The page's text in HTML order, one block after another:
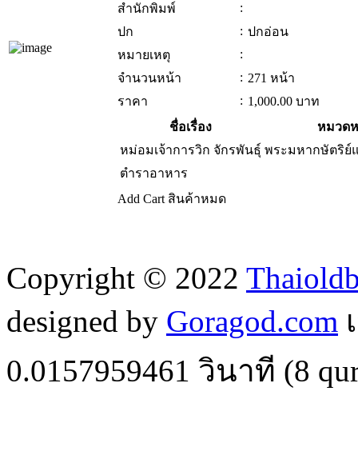
สำนักพิมพ์
:
ปก
: ปกอ่อน
หมายเหตุ
:
จำนวนหน้า
: 271 หน้า
ราคา
: 1,000.00 บาท
ชื่อเรื่อง
หมวด
หม่อมเจ้าการวิก จักรพันธุ์ พระมหากษัตริย์
ตำราอาหาร
Add Cart สินค้าหมด
Copyright © 2022
designed by Goragod.com
0.0157959461 วินาที (8